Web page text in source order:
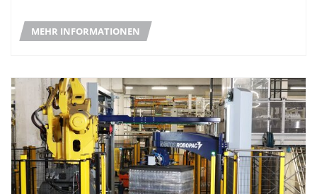
MEHR INFORMATIONEN